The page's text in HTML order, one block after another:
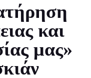
και
μας»